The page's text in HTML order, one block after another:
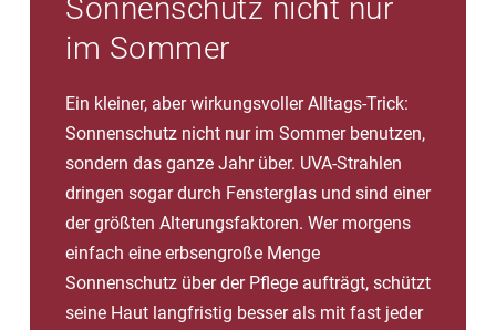
Sonnenschutz nicht nur
im Sommer
Ein kleiner, aber wirkungsvoller Alltags-Trick:
Sonnenschutz nicht nur im Sommer benutzen,
sondern das ganze Jahr über. UVA-Strahlen
dringen sogar durch Fensterglas und sind einer
der größten Alterungsfaktoren. Wer morgens
einfach eine erbsengroße Menge
Sonnenschutz über der Pflege aufträgt, schützt
seine Haut langfristig besser als mit fast jeder